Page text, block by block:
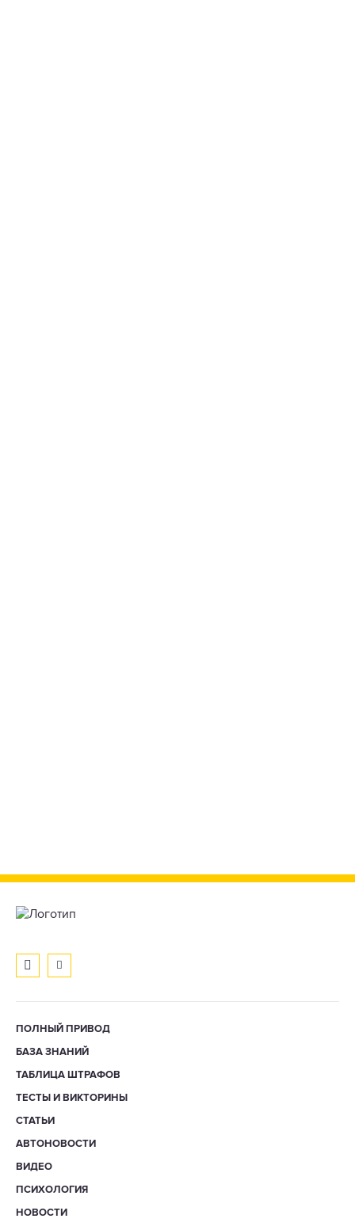
ПОЛНЫЙ ПРИВОД
БАЗА ЗНАНИЙ
ТАБЛИЦА ШТРАФОВ
ТЕСТЫ И ВИКТОРИНЫ
СТАТЬИ
АВТОНОВОСТИ
ВИДЕО
ПСИХОЛОГИЯ
НОВОСТИ